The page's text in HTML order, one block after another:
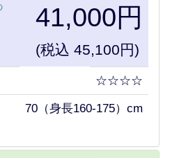
41,000円
(税込 45,100円)
☆☆☆☆
70（身長160-175）cm